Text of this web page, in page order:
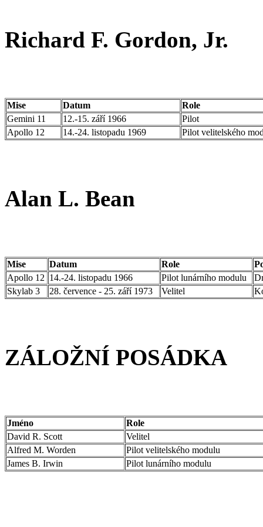
Richard F. Gordon, Jr.
Mise Datum
Role
Gemini 11
12.-15. září 1966
Pilot
Apollo 12
14.-24. listopadu 1969 Pilot velitelského
Alan L. Bean
Mise Datum Role
Apollo 12 14.-24. listopadu 1966 Pilot lunárního modulu
Skylab 3
28. července - 25. září 1973 Velitel
ZÁLOŽNÍ POSÁDKA
Jméno
Role
David R. Scott
Velitel
Alfred M. Worden
Pilot velitelského modulu
James B. Irwin
Pilot lunárního modulu